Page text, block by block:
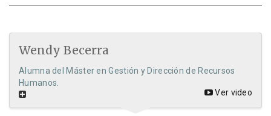
Wendy Becerra
Alumna del Máster en Gestión y Dirección de Recursos
Humanos.
Ver video